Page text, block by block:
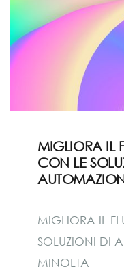
MIGLIORA IL
CON LE
MIGLIORA IL
SOLUZIONI DI
MINOLTA